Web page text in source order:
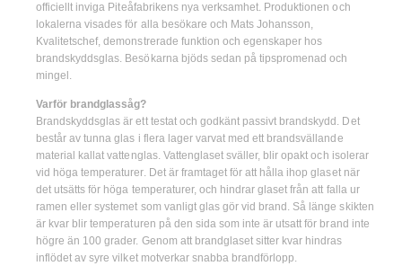
officiellt inviga Piteåfabrikens nya verksamhet. Produktionen och
lokalerna visades för alla besökare och Mats Johansson,
Kvalitetschef, demonstrerade funktion och egenskaper hos
brandskyddsglas. Besökarna bjöds sedan på tipspromenad och
mingel.
Varför brandglassåg?
Brandskyddsglas är ett testat och godkänt passivt brandskydd. Det
består av tunna glas i flera lager varvat med ett brandsvällande
material kallat vattenglas. Vattenglaset sväller, blir opakt och isolerar
vid höga temperaturer. Det är framtaget för att hålla ihop glaset när
det utsätts för höga temperaturer, och hindrar glaset från att falla ur
ramen eller systemet som vanligt glas gör vid brand. Så länge skikten
är kvar blir temperaturen på den sida som inte är utsatt för brand inte
högre än 100 grader. Genom att brandglaset sitter kvar hindras
inflödet av syre vilket motverkar snabba brandförlopp.